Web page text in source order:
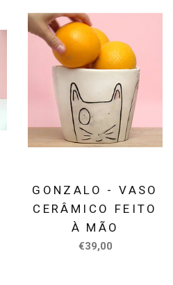
GONZALO - VASO
CERÂMICO FEITO
À MÃO
€39,00